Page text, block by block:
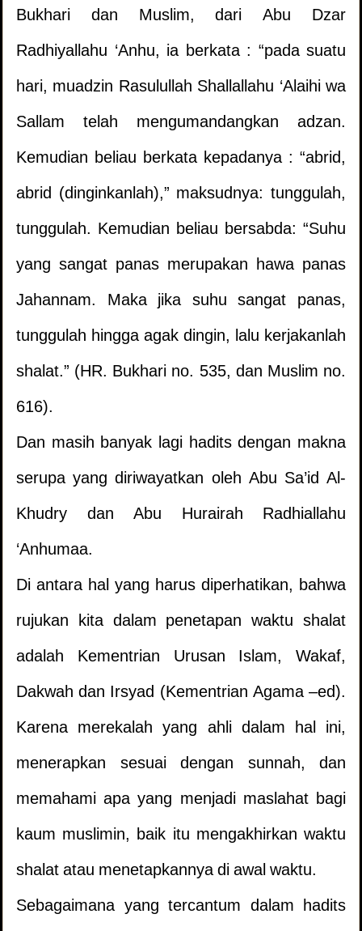
Bukhari dan Muslim, dari Abu Dzar
Radhiyallahu ‘Anhu, ia berkata : “pada suatu
hari, muadzin Rasulullah Shallallahu ‘Alaihi wa
Sallam telah mengumandangkan adzan.
Kemudian beliau berkata kepadanya : “abrid,
abrid (dinginkanlah),” maksudnya: tunggulah,
tunggulah. Kemudian beliau bersabda: “Suhu
yang sangat panas merupakan hawa panas
Jahannam. Maka jika suhu sangat panas,
tunggulah hingga agak dingin, lalu kerjakanlah
shalat.” (HR. Bukhari no. 535, dan Muslim no.
616).
Dan masih banyak lagi hadits dengan makna
serupa yang diriwayatkan oleh Abu Sa’id Al-
Khudry dan Abu Hurairah Radhiallahu
‘Anhumaa.
Di antara hal yang harus diperhatikan, bahwa
rujukan kita dalam penetapan waktu shalat
adalah Kementrian Urusan Islam, Wakaf,
Dakwah dan Irsyad (Kementrian Agama –ed).
Karena merekalah yang ahli dalam hal ini,
menerapkan sesuai dengan sunnah, dan
memahami apa yang menjadi maslahat bagi
kaum muslimin, baik itu mengakhirkan waktu
shalat atau menetapkannya di awal waktu.
Sebagaimana yang tercantum dalam hadits